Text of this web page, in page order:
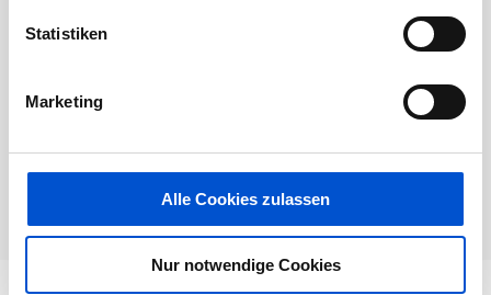
Statistiken
Marketing
Alle Cookies zulassen
Nur notwendige Cookies